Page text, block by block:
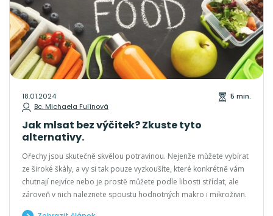
18.01.2024
Bc. Michaela Fulínová
5 min.
Jak mlsat bez výčitek? Zkuste tyto
alternativy.
Ořechy jsou skutečně skvělou potravinou. Nejenže můžete vybírat
ze široké škály, a vy si tak pouze vyzkoušíte, které konkrétně vám
chutnají nejvíce nebo je prostě můžete podle libosti střídat, ale
zároveň v nich naleznete spoustu hodnotných makro i mikroživin.